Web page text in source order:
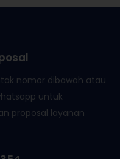
nomor dibawah atau
untuk
proposal layanan